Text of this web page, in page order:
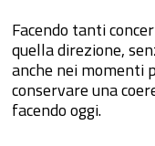
Facendo tanti
quella direzione,
anche nei momenti
conservare una
facendo oggi.